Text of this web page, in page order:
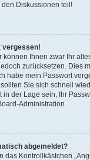
Diskussionen teil!
vergessen!
können Ihnen zwar Ihr
zurücksetzen. Dies
habe mein Passwort
Sie sich schnell
in der Lage sein, Ihr
Administration.
abgemeldet?
das Kontrollkästchen